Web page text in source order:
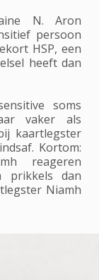
N. Aron
persoon
HSP, een
heeft dan
soms
vaker als
kaartlegster
Kortom:
reageren
prikkels dan
Niamh